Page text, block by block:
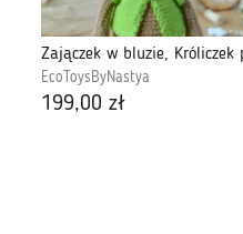
EcoToysByNastya
199,00 zł